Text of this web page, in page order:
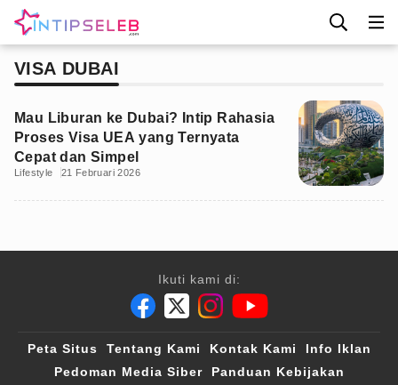
VISA DUBAI
Mau Liburan ke Dubai? Intip Rahasia
Proses Visa UEA yang Ternyata
Cepat dan Simpel
Lifestyle 21 Februari 2026
Ikuti kami di:
Peta Situs Tentang Kami Kontak Kami
Info Iklan
Pedoman Media Siber
Panduan Kebijakan